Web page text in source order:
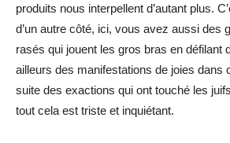
produits nous interpellent d’autant plus.
d’un autre côté, ici, vous avez aussi des
rasés qui jouent les gros bras en défilant
ailleurs des manifestations de joies dans
suite des exactions qui ont touché les
tout cela est triste et inquiétant.